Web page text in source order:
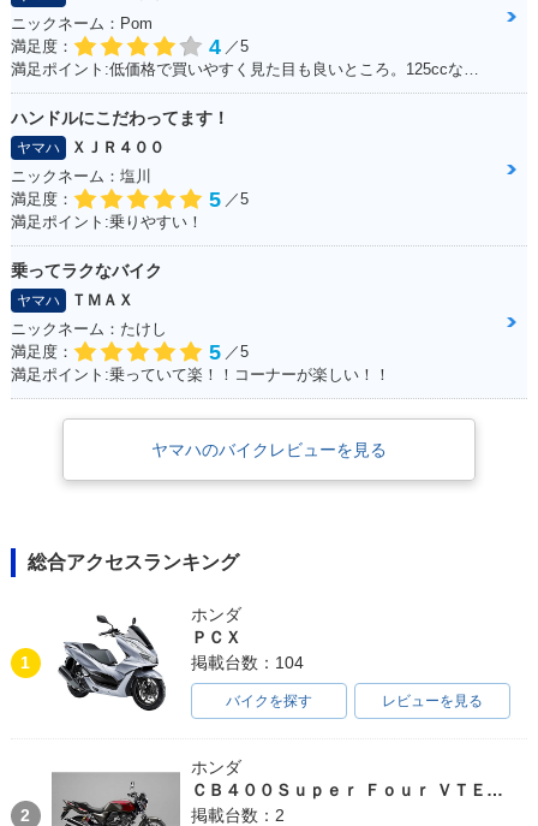
ニックネーム：Pom
満足度：
4 ／5
満足ポイント:低価格で買いやすく見た目も良いところ。125ccなので扱いやすい。
ハンドルにこだわってます！
ヤマハ
ＸＪＲ４００
ニックネーム：塩川
満足度：
5 ／5
満足ポイント:乗りやすい！
乗ってラクなバイク
ヤマハ
ＴＭＡＸ
ニックネーム：たけし
満足度：
5 ／5
満足ポイント:乗っていて楽！！コーナーが楽しい！！
ヤマハのバイクレビューを見る
総合アクセスランキング
1
ホンダ
ＰＣＸ
掲載台数：104
バイクを探す レビューを見る
2
ホンダ
ＣＢ４００Ｓｕｐｅｒ Ｆｏｕｒ ＶＴＥＣ ＳＰＥＣ３
掲載台数：2